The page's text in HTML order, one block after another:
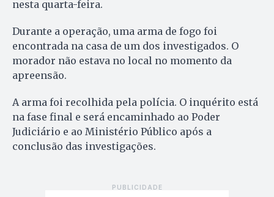
nesta quarta-feira.
Durante a operação, uma arma de fogo foi
encontrada na casa de um dos investigados. O
morador não estava no local no momento da
apreensão.
A arma foi recolhida pela polícia. O inquérito está
na fase final e será encaminhado ao Poder
Judiciário e ao Ministério Público após a
conclusão das investigações.